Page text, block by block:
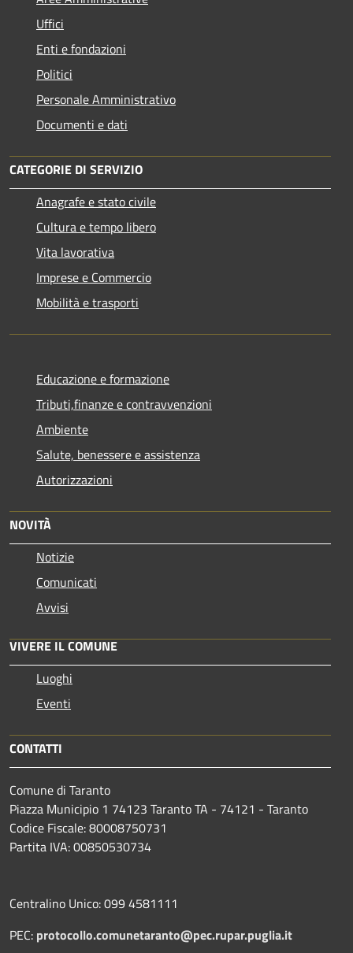
Uffici
Enti e fondazioni
Politici
Personale Amministrativo
Documenti e dati
CATEGORIE DI SERVIZIO
Anagrafe e stato civile
Cultura e tempo libero
Vita lavorativa
Imprese e Commercio
Mobilità e trasporti
Educazione e formazione
Tributi,finanze e contravvenzioni
Ambiente
Salute, benessere e assistenza
Autorizzazioni
NOVITÀ
Notizie
Comunicati
Avvisi
VIVERE IL COMUNE
Luoghi
Eventi
CONTATTI
Comune di Taranto
Piazza Municipio 1 74123 Taranto TA - 74121 - Taranto
Codice Fiscale: 80008750731
Partita IVA: 00850530734
Centralino Unico: 099 4581111
PEC: protocollo.comunetaranto@pec.rupar.puglia.it